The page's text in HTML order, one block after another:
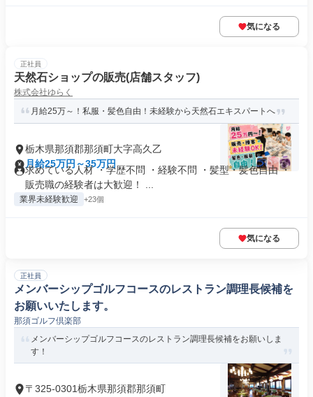
気になる
正社員
天然石ショップの販売(店舗スタッフ)
株式会社ゆらく
月給25万～！私服・髪色自由！未経験から天然石エキスパートへ
栃木県那須郡那須町大字高久乙
月給25万円～35万円
求めている人材 ・学歴不問 ・経験不問 ・髪型・髪色自由 ・
販売職の経験者は大歓迎！ ...
業界未経験歓迎 +23個
気になる
正社員
メンバーシップゴルフコースのレストラン調理長候補を
お願いいたします。
那須ゴルフ倶楽部
メンバーシップゴルフコースのレストラン調理長候補をお願いしま
す！
〒325-0301栃木県那須郡那須町